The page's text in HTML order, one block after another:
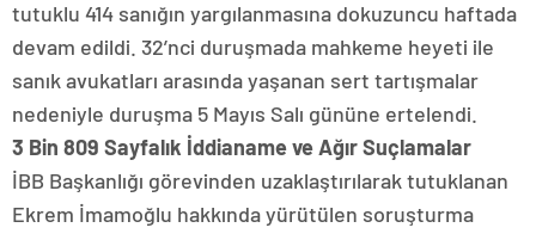
tutuklu 414 sanığın yargılanmasına dokuzuncu haftada
devam edildi. 32’nci duruşmada mahkeme heyeti ile
sanık avukatları arasında yaşanan sert tartışmalar
nedeniyle duruşma 5 Mayıs Salı gününe ertelendi.
3 Bin 809 Sayfalık İddianame ve Ağır Suçlamalar
İBB Başkanlığı görevinden uzaklaştırılarak tutuklanan
Ekrem İmamoğlu hakkında yürütülen soruşturma